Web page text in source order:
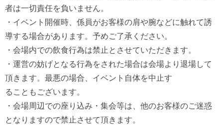
者は一切責任を負いません。
・イベント開催時、係員がお客様の肩や腕などに触れて誘
導する場合があります。予めご了承ください。
・会場内での飲食行為は禁止とさせていただきます。
・運営の妨げとなる行為をされた場合は会場より退場して
頂きます。最悪の場合、イベント自体を中止す
ることもございます。
・会場周辺での座り込み・集会等は、他のお客様のご迷惑
となりますので禁止させて頂きます。